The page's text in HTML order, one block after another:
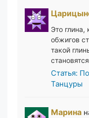
Это глина,
обжигов
такой
Статья:
Танцуры
Марина